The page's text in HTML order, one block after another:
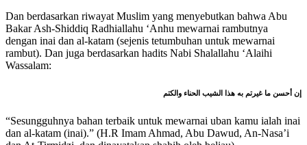
Dan berdasarkan riwayat Muslim yang menyebutkan bahwa Abu
Bakar Ash-Shiddiq Radhiallahu ‘Anhu mewarnai rambutnya
dengan inai dan al-katam (sejenis tetumbuhan untuk mewarnai
rambut). Dan juga berdasarkan hadits Nabi Shalallahu ‘Alaihi
Wassalam:
إن أحسن ما غيرتم به هذا الشيب الحناء والكتم
“Sesungguhnya bahan terbaik untuk mewarnai uban kamu ialah inai
dan al-katam (inai).” (H.R Imam Ahmad, Abu Dawud, An-Nasa’i